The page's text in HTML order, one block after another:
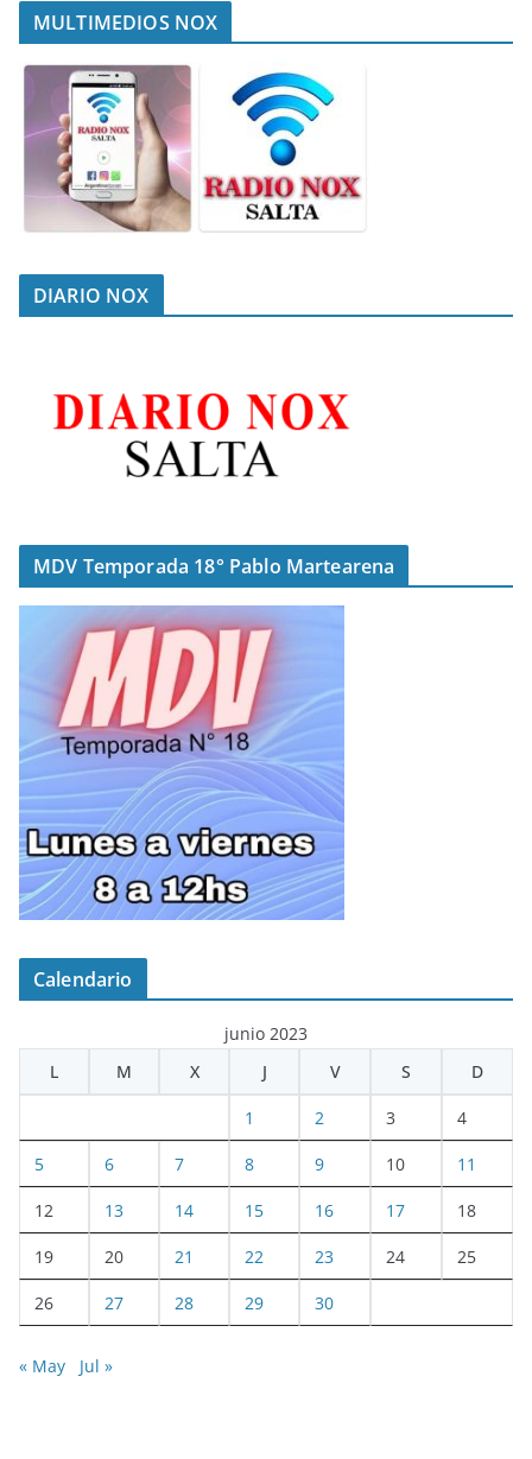
MULTIMEDIOS NOX
DIARIO NOX
MDV Temporada 18° Pablo Martearena
Calendario
junio 2023
L
M X J V S D
1 2 3 4
5 6 7 8 9 10 11
12 13 14 15 16 17 18
19 20 21 22 23 24 25
26 27 28 29 30
« May Jul »